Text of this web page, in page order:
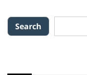
Search